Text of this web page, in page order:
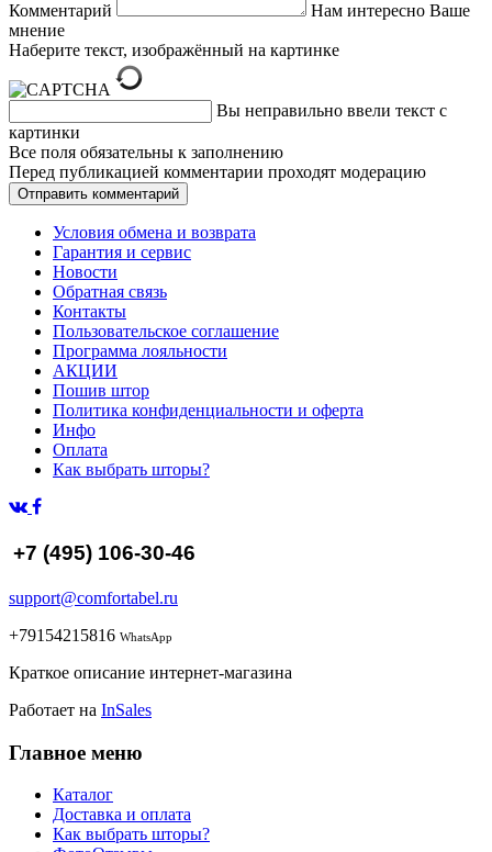
Комментарий
Нам интересно Ваше
мнение
Наберите текст, изображённый на картинке
Вы неправильно ввели текст с
картинки
Все поля обязательны к заполнению
Перед публикацией комментарии проходят модерацию
Условия обмена и возврата
Гарантия и сервис
Новости
Обратная связь
Контакты
Пользовательское соглашение
Программа лояльности
АКЦИИ
Пошив штор
Политика конфиденциальности и оферта
Инфо
Оплата
Как выбрать шторы?
+7 (495) 106-30-46
support@comfortabel.ru
+79154215816 WhatsApp
Краткое описание интернет-магазина
Работает на InSales
Главное меню
Каталог
Доставка и оплата
Как выбрать шторы?